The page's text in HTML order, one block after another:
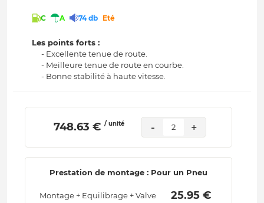
C A 74 db Eté
Les points forts :
- Excellente tenue de route.
- Meilleure tenue de route en courbe.
- Bonne stabilité à haute vitesse.
748.63 € / unité - 2 +
Prestation de montage : Pour un Pneu
Montage + Equilibrage + Valve 25.95 €